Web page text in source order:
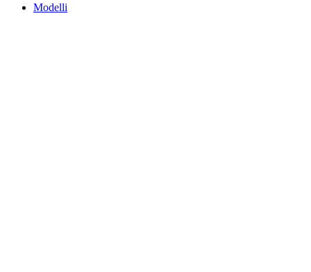
Modelli